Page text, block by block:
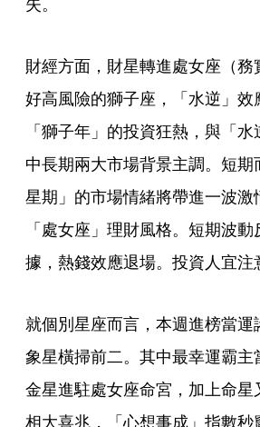
財經方面，財星轉進處女座（
好高風險的獅子座，「水逆」
「獅子年」的投資狂熱，與「
中長期兩大市場背景主調。短
星期」的市場情緒將帶進一波
「處女座」理財風格。短期波
據，熱錢效應退場。投資人宜注
就個別星座而言，本週進榜當
象星橫掃前二。其中最幸運霸
金星進駐處女座命宮，加上命
相大喜兆，「心想事成」指數